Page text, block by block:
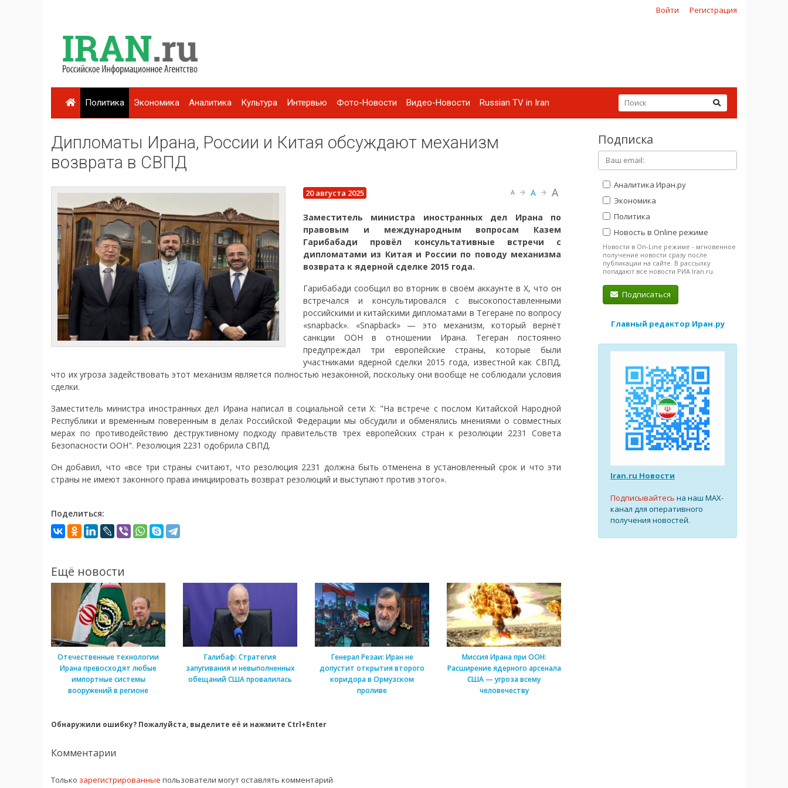
Войти Регистрация
Политика Экономика Аналитика Культура Интервью Фото-Новости Видео-Новости Russian TV in Iran
Дипломаты Ирана, России и Китая обсуждают механизм
возврата в СВПД
20 августа 2025 A A A
Заместитель министра иностранных дел Ирана по
правовым и международным вопросам Казем
Гарибабади провёл консультативные встречи с
дипломатами из Китая и России по поводу механизма
возврата к ядерной сделке 2015 года.
Гарибабади сообщил во вторник в своём аккаунте в X, что он
встречался и консультировался с высокопоставленными
российскими и китайскими дипломатами в Тегеране по вопросу
«snapback». «Snapback» — это механизм, который вернёт
санкции ООН в отношении Ирана. Тегеран постоянно
предупреждал три европейские страны, которые были
участниками ядерной сделки 2015 года, известной как СВПД,
что их угроза задействовать этот механизм является полностью незаконной, поскольку они вообще не соблюдали условия
сделки.
Заместитель министра иностранных дел Ирана написал в социальной сети X: "На встрече с послом Китайской Народной
Республики и временным поверенным в делах Российской Федерации мы обсудили и обменялись мнениями о совместных
мерах по противодействию деструктивному подходу правительств трех европейских стран к резолюции 2231 Совета
Безопасности ООН". Резолюция 2231 одобрила СВПД.
Он добавил, что «все три страны считают, что резолюция 2231 должна быть отменена в установленный срок и что эти
страны не имеют законного права инициировать возврат резолюций и выступают против этого».
Поделиться:
Ещё новости
Отечественные технологии
Ирана превосходят любые
импортные системы
вооружений в регионе
Галибаф: Стратегия
запугивания и невыполненных
обещаний США провалилась
Генерал Резаи: Иран не
допустит открытия второго
коридора в Ормузском
проливе
Миссия Ирана при ООН:
Расширение ядерного арсенала
США — угроза всему
человечеству
Обнаружили ошибку? Пожалуйста, выделите её и нажмите Ctrl+Enter
Комментарии
Только зарегистрированные пользователи могут оставлять комментарий
Подписка
Аналитика Иран.ру
Экономика
Политика
Новость в Online режиме
Новости в On-Line режиме - мгновенное
получение новости сразу после
публикации на сайте. В рассылку
попадают все новости РИА Iran.ru.
Подписаться
Главный редактор Иран.ру
Iran.ru Новости
Подписывайтесь на наш MAX-
канал для оперативного
получения новостей.